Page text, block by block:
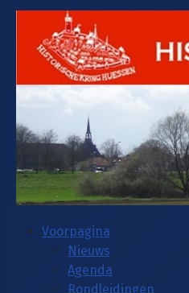
Voorpagina
Nieuws
Agenda
Rondleidingen